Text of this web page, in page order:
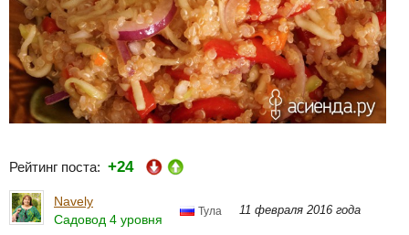
Рейтинг поста: +24
Navely
Садовод 4 уровня
Тула 11 февраля 2016 года